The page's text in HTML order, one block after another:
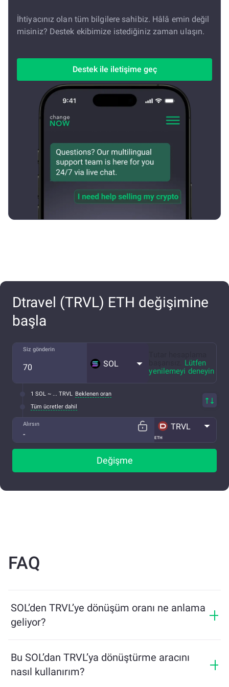
İhtiyacınız olan tüm bilgilere sahibiz. Hâlâ emin değil
misiniz? Destek ekibimize istediğiniz zaman ulaşın.
Destek ile iletişime geç
Dtravel (TRVL) ETH değişimine
başla
Siz gönderin
SOL
Lütfen
yenilemeyi deneyin
1 SOL ~ ... TRVL Beklenen oran
Tüm ücretler dahil
Alırsın
ETH
TRVL
Değişme
FAQ
SOL’den TRVL’ye dönüşüm oranı ne anlama
geliyor?
alacağınızı gösterir. Bu oran piyasa koşulları, arz ve
talep ile likiditeye bağlı olarak değişir.
Bu SOL’dan TRVL’ya dönüştürme aracını
nasıl kullanırım?